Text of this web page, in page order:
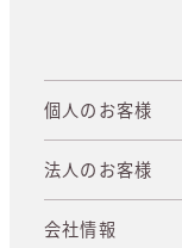
個人のお客様
法人のお客様
会社情報